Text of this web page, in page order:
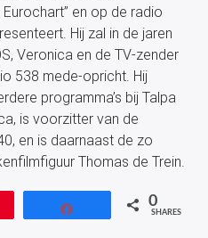
Eurochart” en op de radio
Hij zal in de jaren
Veronica en de TV-zender
538 mede-opricht. Hij
programma’s bij Talpa
is voorzitter van de
en is daarnaast de zo
Thomas de Trein.
0
SHARES